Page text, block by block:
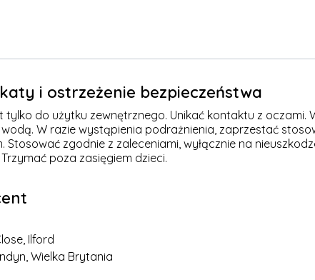
i ostrzeżenie bezpieczeństwa
tylko do użytku zewnętrznego. Unikać kontaktu z
wodą. W razie wystąpienia podrażnienia, zaprzestać
Stosować zgodnie z zaleceniami, wyłącznie na
poza zasięgiem dzieci.
Ilford
Wielka Brytania